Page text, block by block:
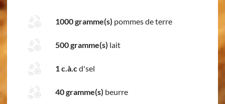
1000 gramme(s) pommes de terre
500 gramme(s) lait
1 c.à.cd'sel
40 gramme(s) beurre